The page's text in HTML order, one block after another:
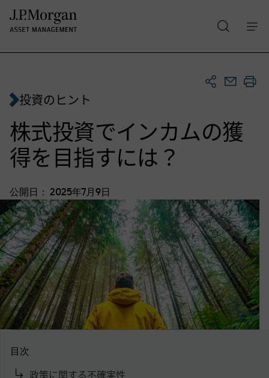
Skip
検
投資のヒント
株式投資でインカムの獲
得を目指すには？
株式投資でインカムの獲
公開日： 2025年7月9日
目次
政策に関する不確実性